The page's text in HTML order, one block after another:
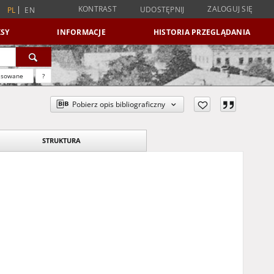
PL EN KONTRAST UDOSTĘPNIJ ZALOGUJ SIĘ
INFORMACJE HISTORIA PRZEGLĄDANIA
?
Pobierz opis bibliograficzny
STRUKTURA